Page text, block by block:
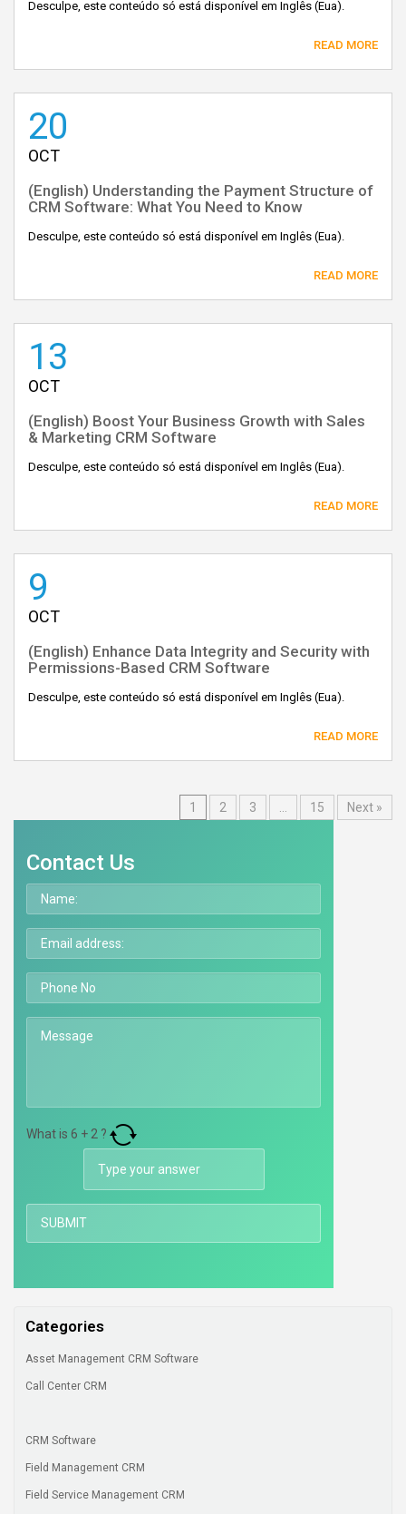
Desculpe, este conteúdo só está disponível em Inglês (Eua).
READ MORE
20
OCT
(English) Understanding the Payment Structure of
CRM Software: What You Need to Know
Desculpe, este conteúdo só está disponível em Inglês (Eua).
READ MORE
13
OCT
(English) Boost Your Business Growth with Sales
& Marketing CRM Software
Desculpe, este conteúdo só está disponível em Inglês (Eua).
READ MORE
9
OCT
(English) Enhance Data Integrity and Security with
Permissions-Based CRM Software
Desculpe, este conteúdo só está disponível em Inglês (Eua).
READ MORE
1 2 3 15 Next »
Contact Us
What is 6 + 2 ?
Categories
Asset Management CRM Software
Call Center CRM
CRM Software
Field Management CRM
Field Service Management CRM